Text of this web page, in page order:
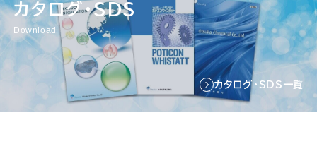
カタログ・SDS
Download
カタログ・SDS一覧